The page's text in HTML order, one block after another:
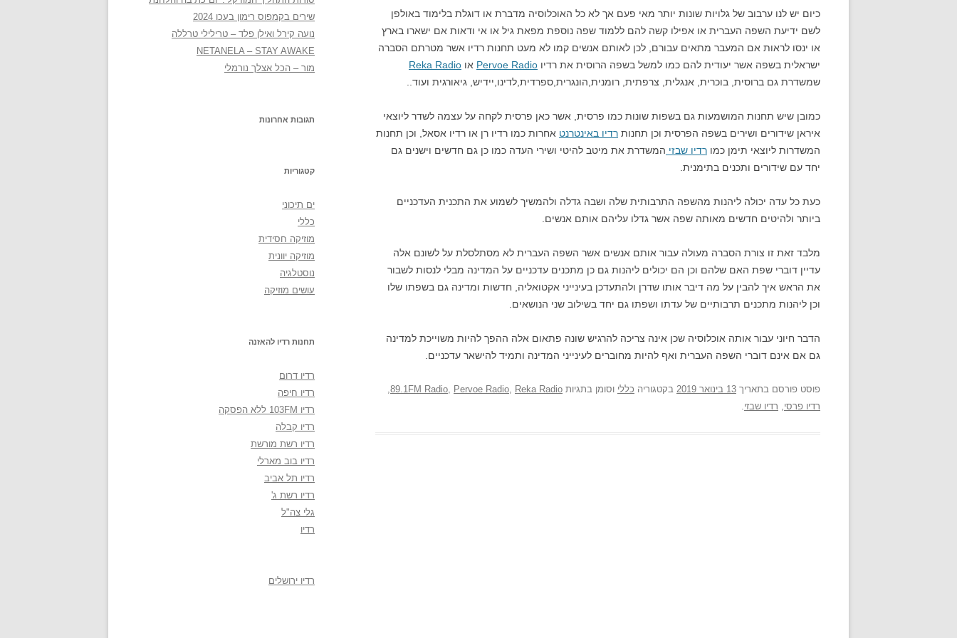
כיום יש לנו ערבוב של גלויות שונות יותר מאי פעם אך לא כל האוכלוסיה מדברת או דוגלת בלימוד באולפן
לשם ידיעת השפה העברית או אפילו קשה להם ללמוד שפה נוספת מפאת גיל או אי ודאות אם ישארו בארץ
או ינסו לראות אם המעבר מתאים עבורם, לכן לאותם אנשים קמו לא מעט תחנות רדיו אשר מטרתם הסברה
ישראלית בשפה אשר יעודית להם כמו למשל בשפה הרוסית את רדיו Pervoe Radio או Reka Radio
שמשדרת גם ברוסית, בוכרית, אנגלית, צרפתית, רומנית,הונגרית,ספרדית,לדינו,יידיש, גיאורגית ועוד..
כמובן שיש תחנות המושמעות גם בשפות שונות כמו פרסית, אשר כאן פרסית לקחה על עצמה לשדר ליוצאי
איראן שידורים ושירים בשפה הפרסית וכן תחנות רדיו באינטרנט אחרות כמו רדיו רן או רדיו אסאל, וכן תחנות
המשדרות ליוצאי תימן כמו רדיו שבזי המשדרת את מיטב להיטי ושירי העדה כמו כן גם חדשים וישנים גם
יחד עם שידורים ותכנים בתימנית.
כעת כל עדה יכולה ליהנות מהשפה התרבותית שלה ושבה גדלה ולהמשיך לשמוע את התכנית העדכניים
ביותר ולהיטים חדשים מאותה שפה אשר גדלו עליהם אותם אנשים.
מלבד זאת זו צורת הסברה מעולה עבור אותם אנשים אשר השפה העברית לא מסתלסלת על לשונם אלה
עדיין דוברי שפת האם שלהם וכן הם יכולים ליהנות גם כן מתכנים עדכניים על המדינה מבלי לנסות לשבור
את הראש איך להבין על מה דיבר אותו שדרן ולהתעדכן בעינייני אקטואליה, חדשות ומדינה גם בשפתו שלו
וכן ליהנות מתכנים תרבותיים של עדתו ושפתו גם יחד בשילוב שני הנושאים.
הדבר חיוני עבור אותה אוכלוסיה שכן אינה צריכה להרגיש שונה פתאום אלה ההפך להיות משוייכת למדינה
גם אם אינם דוברי השפה העברית ואף להיות מחוברים לעינייני המדינה ותמיד להישאר עדכניים.
פוסט פורסם בתאריך 13 בינואר 2019 בקטגוריה כללי וסומן בתגיות 89.1FM Radio, Pervoe Radio, Reka Radio
,
רדיו פרסי, רדיו שבזי.
שירים בקמפוס רימון בעכו 2024
נועה קירל ואילן פלד – טרילילי טרללה
NETANELA – STAY AWAKE
מור – הכל אצלך נורמלי
תגובות אחרונות
קטגוריות
ים תיכוני
כללי
מוזיקה חסידית
מוזיקה יוונית
נוסטלגיה
עושים מוזיקה
תחנות רדיו להאזנה
רדיו דרום
רדיו חיפה
רדיו 103FM ללא הפסקה
רדיו קבלה
רדיו רשת מורשת
רדיו בוב מארלי
רדיו תל אביב
רדיו רשת ג'
גלי צה"ל
רדיו
רדיו ירושלים